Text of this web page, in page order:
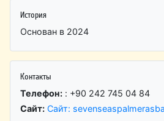
История
Основан в 2024
Контакты
Телефон: : +90 242 745 04 84
Сайт: Сайт: